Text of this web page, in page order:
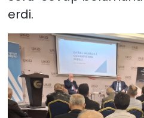
erdi.